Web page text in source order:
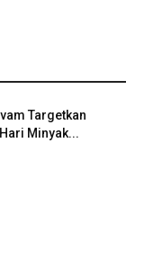
Targetkan
Minyak...